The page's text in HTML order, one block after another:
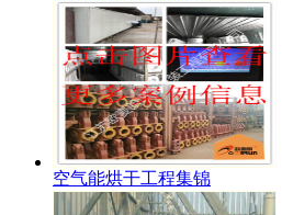
空气能烘干工程集锦